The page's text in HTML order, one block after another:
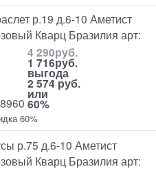
р.19 д.6-10 Аметист
Кварц Бразилия арт:
4 290руб.
1 716руб.
выгода
2 574 руб.
или
60%
60%
р.75 д.6-10 Аметист
Кварц Бразилия арт: